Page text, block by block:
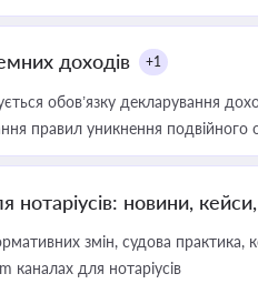
доходів +1
обов’язку декларування
правил уникнення подвійного
нотаріусів: новини,
змін, судова практика,
каналах для нотаріусів